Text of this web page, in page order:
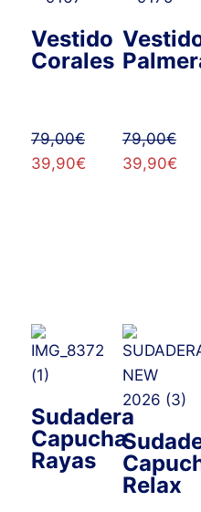
Vestido
Corales
79,00€
39,90€
79,00€
39,90€
Sudadera
Capucha
Rayas
Relax